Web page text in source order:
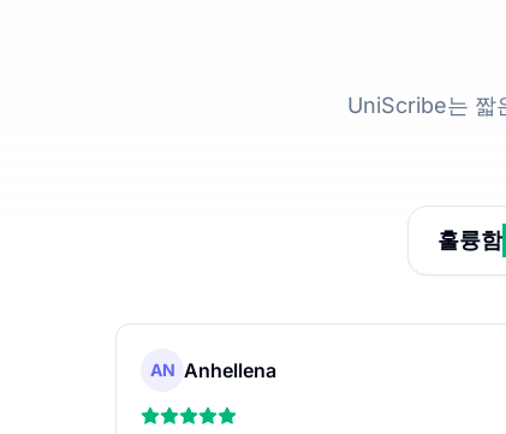
UniScribe는 짧
훌륭함
AN Anhellena